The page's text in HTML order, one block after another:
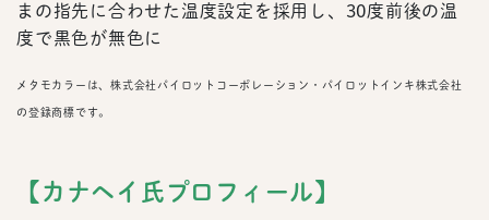
まの指先に合わせた温度設定を採用し、30度前後の温
度で黒色が無色に
メタモカラーは、株式会社パイロットコーポレーション・パイロットインキ株式会社
の登録商標です。
【カナヘイ氏プロフィール】